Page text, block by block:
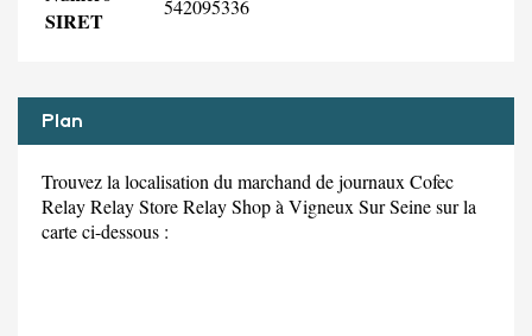
SIRET
542095336
Plan
Trouvez la localisation du marchand de journaux Cofec
Relay Relay Store Relay Shop à Vigneux Sur Seine sur la
carte ci-dessous :